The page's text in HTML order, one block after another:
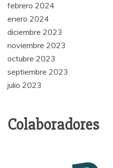
febrero 2024
enero 2024
diciembre 2023
noviembre 2023
octubre 2023
septiembre 2023
julio 2023
Colaboradores